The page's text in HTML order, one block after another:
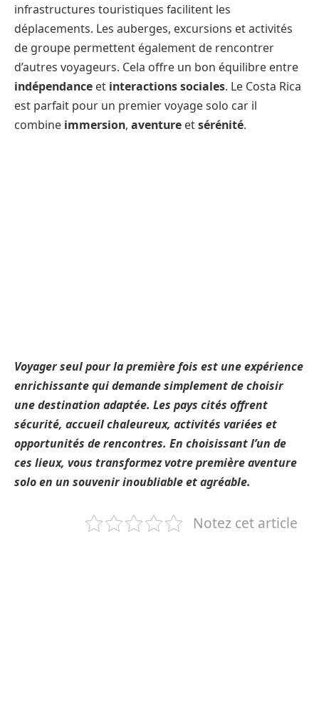
infrastructures touristiques facilitent les
déplacements. Les auberges, excursions et activités
de groupe permettent également de rencontrer
d’autres voyageurs. Cela offre un bon équilibre entre
indépendance et interactions sociales. Le Costa Rica
est parfait pour un premier voyage solo car il
combine immersion, aventure etsérénité.
Voyager seul pour la première fois est une expérience
enrichissante qui demande simplement de choisir
une destination adaptée. Les pays cités offrent
sécurité, accueil chaleureux, activités variées et
opportunités de rencontres. En choisissant l’un de
ces lieux, vous transformez votre première aventure
solo en un souvenir inoubliable et agréable.
Notez cet article